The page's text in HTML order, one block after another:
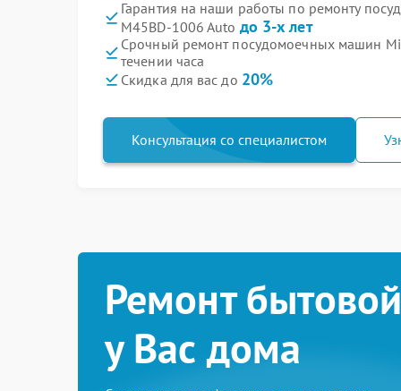
Гарантия на наши работы по ремонту
M45BD-1006 Auto до 3-х лет
Срочный ремонт посудомоечных машин
течении часа
Скидка для вас до 20%
Консультация со специалистом
Ремонт
у Вас дома